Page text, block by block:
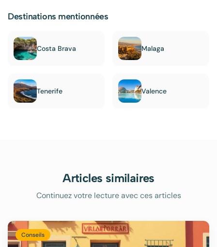
Destinations mentionnées
Costa Brava Malaga
Tenerife Valence
Articles similaires
Continuez votre lecture avec ces articles
Conseils